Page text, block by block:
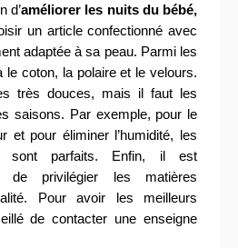
d’améliorer les nuits du bébé,
un article confectionné avec
adaptée à sa peau. Parmi les
le coton, la polaire et le velours.
très douces, mais il faut les
saisons. Par exemple, pour le
et pour éliminer l’humidité, les
sont parfaits. Enfin, il est
de privilégier les matières
Pour avoir les meilleurs
de contacter une enseigne